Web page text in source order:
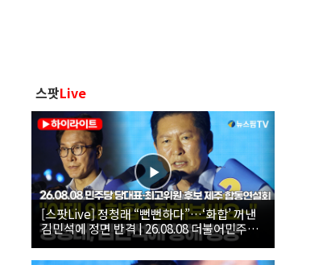
스팟Live
[스팟Live] 정청래 “뻔뻔하다”…‘화합’ 꺼낸
김민석에 정면 반격 | 26.08.08 더불어민주당
당대표·최고위원 후보 제주 합동연설회